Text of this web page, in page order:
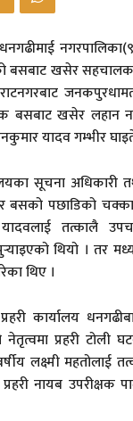
बसबाट खसेर
बसबाट खसेर लहान
यादव गम्भीर
सूचना अधिकारी
पछाडिको
तत्कालै
थियो । तर
थिए ।
कार्यालय
प्रहरी टोली
लक्ष्मी महतोलाई
नायब उपरीक्षक